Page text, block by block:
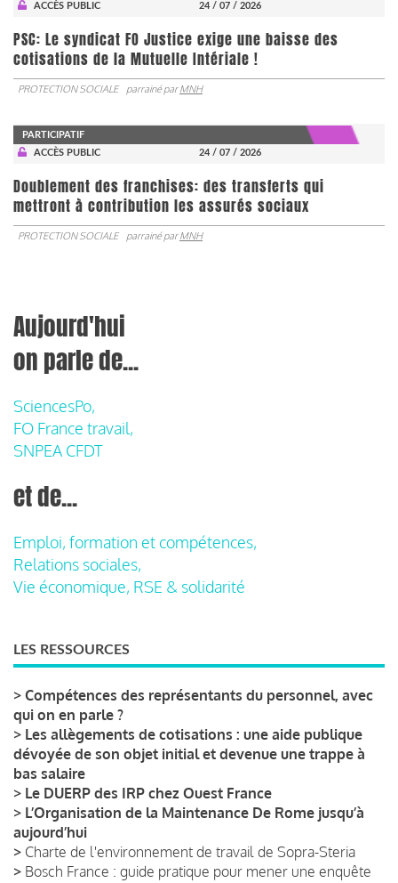
ACCÈS PUBLIC 24 / 07 / 2026
PSC: Le syndicat FO Justice exige une baisse des
cotisations de la Mutuelle Intériale !
PROTECTION SOCIALE parrainé parMNH
PARTICIPATIF
ACCÈS PUBLIC
24 / 07 / 2026
Doublement des franchises: des transferts qui
mettront à contribution les assurés sociaux
PROTECTION SOCIALE parrainé parMNH
Aujourd'hui
on parle de...
SciencesPo,
FO France travail,
SNPEA CFDT
et de...
Emploi, formation et compétences,
Relations sociales,
Vie économique, RSE & solidarité
LES RESSOURCES
> Compétences des représentants du personnel, avec
qui on en parle ?
> Les allègements de cotisations : une aide publique
dévoyée de son objet initial et devenue une trappe à
bas salaire
> Le DUERP des IRP chez Ouest France
> L’Organisation de la Maintenance De Rome jusqu’à
aujourd’hui
> Charte de l'environnement de travail de Sopra-Steria
> Bosch France : guide pratique pour mener une enquête